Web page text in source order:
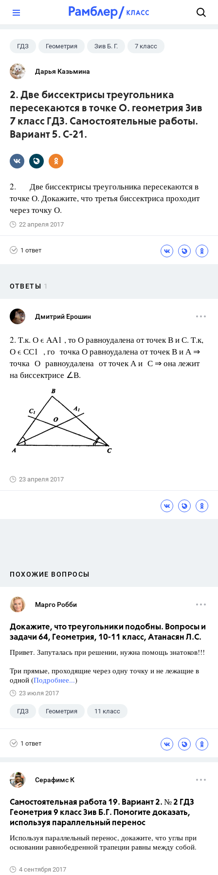
ГДЗ Геометрия Зив Б. Г. 7 класс
Дарья Казьмина
2. Две биссектрисы треугольника
пересекаются в точке О. геометрия Зив
7 класс ГДЗ. Самостоятельные работы.
Вариант 5. С-21.
2. Две биссектрисы треугольника пересекаются в
точке О. Докажите, что третья биссектриса проходит
через точку О.
22 апреля 2017
1 ответ
ОТВЕТЫ 1
Дмитрий Ерошин
2. Т.к. О ϵ AA1 , то О равноудалена от точек В и С. Т.к,
О ϵ СС1 , го точка О равноудалена от точек В и А ⇒
точка О равноудалена от точек А и С ⇒ она лежит
на биссектрисе ∠В.
23 апреля 2017
ПОХОЖИЕ ВОПРОСЫ
Марго Робби
Докажите, что треугольники подобны. Вопросы и
задачи 64, Геометрия, 10-11 класс, Атанасян Л.С.
Привет. Запуталась при решении, нужна помощь знатоков!!!
Три прямые, проходящие через одну точку и не лежащие в
одной (Подробнее...)
23 июля 2017
ГДЗ Геометрия 11 класс
1 ответ
Серафимс К
Самостоятельная работа 19. Вариант 2. № 2 ГДЗ
Геометрия 9 класс Зив Б.Г. Помогите доказать,
используя параллельный перенос
Используя параллельный перенос, докажите, что углы при
основании равнобедренной трапеции равны между собой.
4 сентября 2017